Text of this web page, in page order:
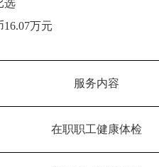
选
16.07万元
服务内容
在职职工健康体检